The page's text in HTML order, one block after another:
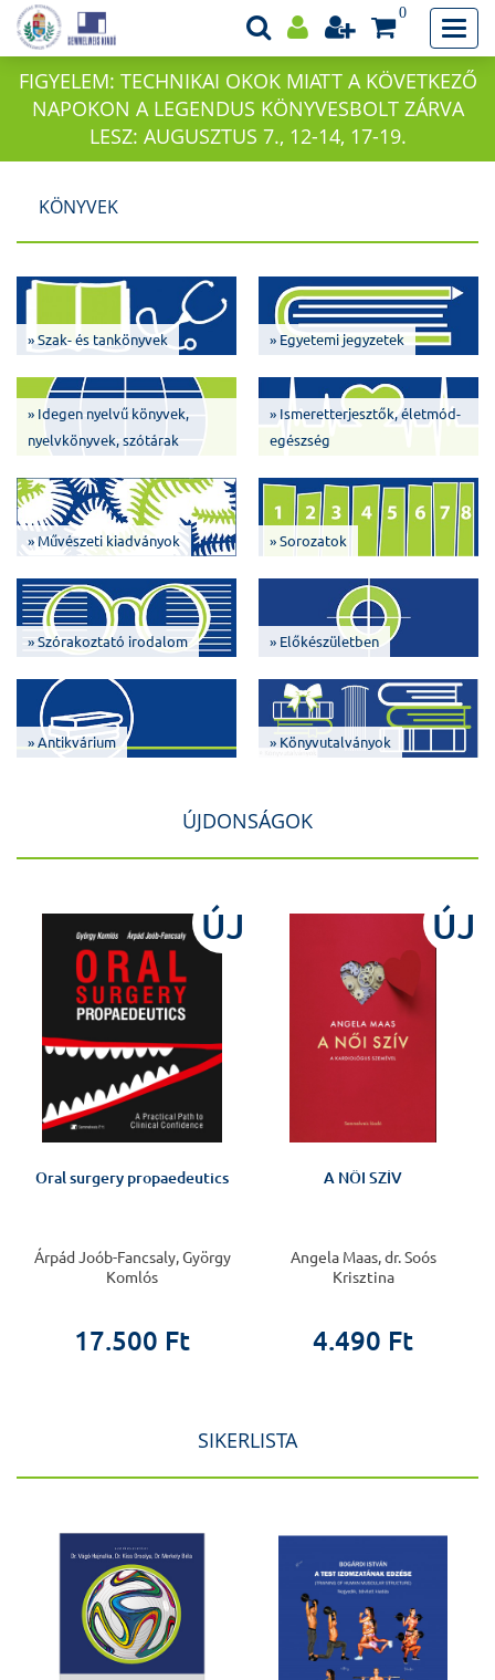
0
FIGYELEM: TECHNIKAI OKOK MIATT A KÖVETKEZŐ
NAPOKON A LEGENDUS KÖNYVESBOLT ZÁRVA
LESZ: AUGUSZTUS 7., 12-14, 17-19.
KÖNYVEK
» Szak- és tankönyvek » Egyetemi jegyzetek
» Idegen nyelvű könyvek,
nyelvkönyvek, szótárak
» Ismeretterjesztők, életmód-
egészség
» Művészeti kiadványok » Sorozatok
» Szórakoztató irodalom » Előkészületben
» Antikvárium » Könyvutalványok
ÚJDONSÁGOK
ÚJ
Oral surgery propaedeutics
Árpád Joób-Fancsaly, György
Komlós
17.500 Ft
ÚJ
A NŐI SZÍV
Angela Maas, dr. Soós
Krisztina
4.490 Ft
SIKERLISTA